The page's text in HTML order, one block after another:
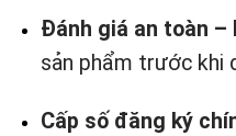
Đánh giá an toàn –
sản phẩm trước khi
Cấp số đăng ký